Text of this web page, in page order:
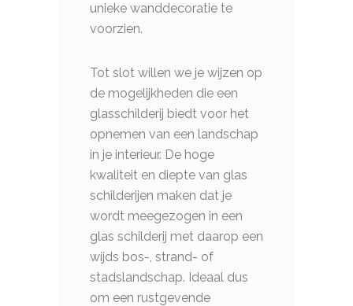
unieke wanddecoratie te
voorzien.
Tot slot willen we je wijzen op
de mogelijkheden die een
glasschilderij biedt voor het
opnemen van een landschap
in je interieur. De hoge
kwaliteit en diepte van glas
schilderijen maken dat je
wordt meegezogen in een
glas schilderij met daarop een
wijds bos-, strand- of
stadslandschap. Ideaal dus
om een rustgevende